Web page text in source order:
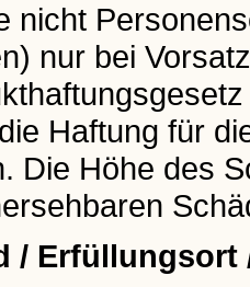
nicht
nur bei
Haftung für
Die Höhe des
/ Erfüllungsort